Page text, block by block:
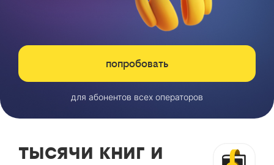
попробовать
для абонентов всех операторов
тысячи книг и